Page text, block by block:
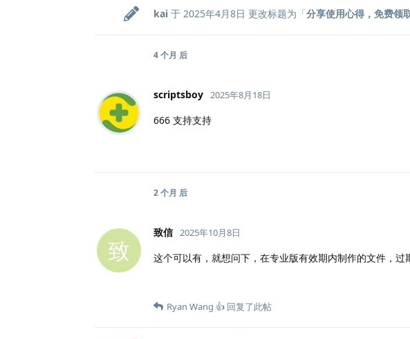
kai 于 2025年4月8日 更改标题为「分享使用心得，免费领
4 个月 后
scriptsboy 2025年8月18日
666 支持支持
2 个月 后
致
致信 2025年10月8日
这个可以有，就想问下，在专业版有效期内制作的文件，过
Ryan Wang 👍 回复了此帖